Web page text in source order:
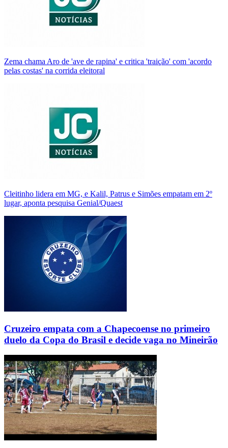
Zema chama Aro de 'ave de rapina' e critica 'traição' com 'acordo
pelas costas' na corrida eleitoral
Cleitinho lidera em MG, e Kalil, Patrus e Simões empatam em 2º
lugar, aponta pesquisa Genial/Quaest
Cruzeiro empata com a Chapecoense no primeiro
duelo da Copa do Brasil e decide vaga no Mineirão